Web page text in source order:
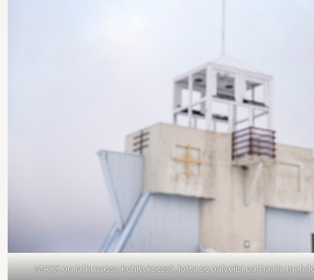
MAXX on jatkuvassa kehityksessä, jotta se palvelisi parhaalla